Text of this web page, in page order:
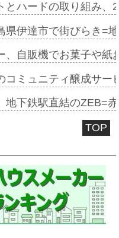
とハードの取り組み
県伊達市で街びらき=
、自販機でお菓子や
コミュニティ醸成サ
地下鉄駅直結のZEB=
TOP